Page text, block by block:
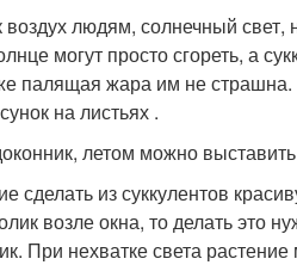
людям, солнечный свет,
могут просто сгореть, а
палящая жара им не
на листьях .
летом можно
сделать из суккулентов
возле окна, то делать это
При нехватке света растение